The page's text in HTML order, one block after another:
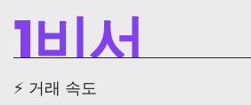
1비서
⚡ 거래 속도